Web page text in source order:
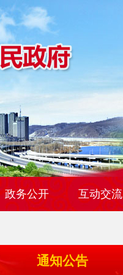
政务公开 互动交流
通知公告